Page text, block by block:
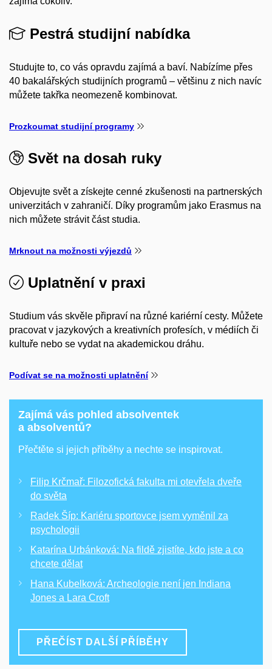
Pestrá studijní nabídka
Studujte to, co vás opravdu zajímá a baví. Nabízíme přes
40 bakalářských studijních programů – většinu z nich navíc
můžete takřka neomezeně kombinovat.
Prozkoumat studijní programy
Svět na dosah ruky
Objevujte svět a získejte cenné zkušenosti na partnerských
univerzitách v zahraničí. Díky programům jako Erasmus na
nich můžete strávit část studia.
Mrknout na možnosti výjezdů
Uplatnění v praxi
Studium vás skvěle připraví na různé kariérní cesty. Můžete
pracovat v jazykových a kreativních profesích, v médiích či
kultuře nebo se vydat na akademickou dráhu.
Podívat se na možnosti uplatnění
Zajímá vás pohled absolventek
a absolventů?
Přečtěte si jejich příběhy a nechte se inspirovat.
Filip Krčmař: Filozofická fakulta mi otevřela dveře
do světa
Radek Šíp: Kariéru sportovce jsem vyměnil za
psychologii
Katarína Urbánková: Na fildě zjistíte, kdo jste a co
chcete dělat
Hana Kubelková: Archeologie není jen Indiana
Jones a Lara Croft
PŘEČÍST DALŠÍ PŘÍBĚHY